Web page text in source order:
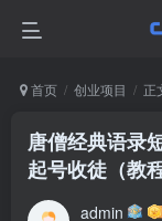
首页 创业项目 正
唐僧经典语录
起号收徒（教
admin